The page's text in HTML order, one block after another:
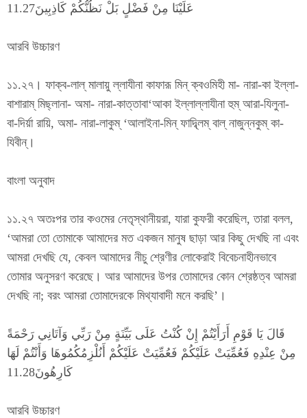
عَلَيْنَا مِنْ فَضْلٍ بَلْ نَظُنُّكُمْ كَاذِبِينَ11.27
আরবি উচ্চারণ
১১.২৭। ফাক্ব-লাল্ মালায়ু ল্লাযীনা কাফারূ মিন্ ক্বওমিহী মা- নারা-কা ইল্লা-
বাশারাম্ মিছ্লানা- অমা- নারা-কাত্তাবা‘আকা ইল্লাল্লাযীনা হুম্ আরা-যিলুনা-
বা-দির্য়া রায়ি, অমা- নারা-লাকুম্ ‘আলাইনা-মিন্ ফাদ্ব্লিম্ বাল্ নাজুন্নকুম্ কা-
যিবীন্।
বাংলা অনুবাদ
১১.২৭ অতঃপর তার কওমের নেতৃস্থানীয়রা, যারা কুফরী করেছিল, তারা বলল,
‘আমরা তো তোমাকে আমাদের মত একজন মানুষ ছাড়া আর কিছু দেখছি না এবং
আমরা দেখছি যে, কেবল আমাদের নীচু শ্রেণীর লোকেরাই বিবেচনাহীনভাবে
তোমার অনুসরণ করেছে। আর আমাদের উপর তোমাদের কোন শ্রেষ্ঠত্ব আমরা
দেখছি না; বরং আমরা তোমাদেরকে মিথ্যাবাদী মনে করছি’।
قَالَ يَا قَوْمِ أَرَأَيْتُمْ إِنْ كُنْتُ عَلَى بَيِّنَةٍ مِنْ رَبِّي وَآتَانِي رَحْمَةً
مِنْ عِنْدِهِ فَعُمِّيَتْ عَلَيْكُمْ فَعُمِّيَتْ عَلَيْكُمْ أَنُلْزِمُكُمُوهَا وَأَنْتُمْ لَهَا
كَارِهُونَ11.28
আরবি উচ্চারণ